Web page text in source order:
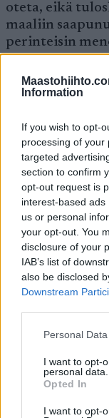
Information
If you wish to opt-
processing of your
targeted
section to confirm
opt-out request is
interest-based
us or personal
your opt-out. You
disclosure of your
IAB’s list of
also be disclosed
Downstream
Please note that
not limited to your
grant or deny
use your data for
consent section.
Personal
I want to opt-
personal data.
Opted In
I want to opt-
oteta, eikä
maaliin
perinteisin
Kilpailu on
osallistujaa.
ainutlaatuinen
”Tämä on
hiihtäjät
ovat iloisia ja
Marcialongan
Voit katsoa
Play -
Marcialonga-